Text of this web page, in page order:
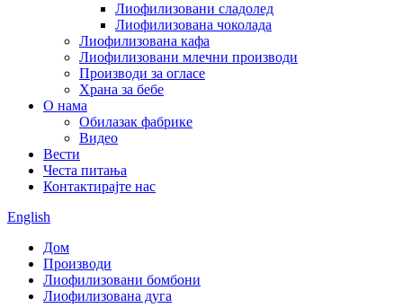
Лиофилизовани сладолед
Лиофилизована чоколада
Лиофилизована кафа
Лиофилизовани млечни производи
Производи за огласе
Храна за бебе
О нама
Обилазак фабрике
Видео
Вести
Честа питања
Контактирајте нас
English
Дом
Производи
Лиофилизовани бомбони
Лиофилизована дуга